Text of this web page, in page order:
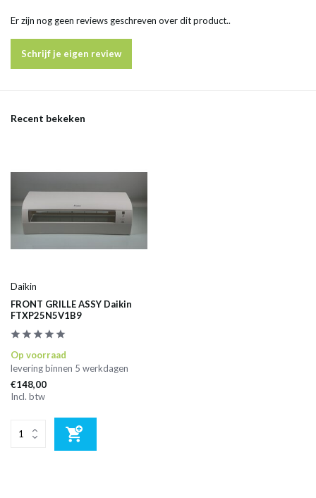
Er zijn nog geen reviews geschreven over dit product..
Schrijf je eigen review
Recent bekeken
Daikin
FRONT GRILLE ASSY Daikin
FTXP25N5V1B9
Op voorraad
levering binnen 5 werkdagen
€148,00
Incl. btw